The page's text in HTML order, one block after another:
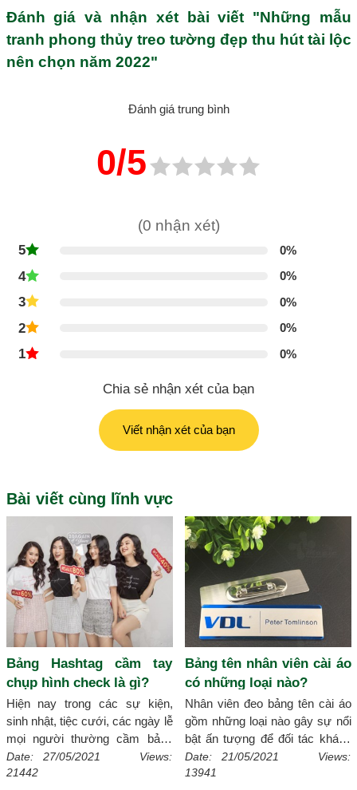
Đánh giá và nhận xét bài viết "Những mẫu
tranh phong thủy treo tường đẹp thu hút tài lộc
nên chọn năm 2022"
Đánh giá trung bình
0/5
(0 nhận xét)
5 0%
4 0%
3 0%
2 0%
1 0%
Chia sẻ nhận xét của bạn
Viết nhận xét của bạn
Bài viết cùng lĩnh vực
Bảng Hashtag cầm tay
chụp hình check là gì?
Hiện nay trong các sự kiện,
sinh nhật, tiệc cưới, các ngày lễ
mọi người thường cầm bảng
hashtag cầm tay chụp hình.
Vậy bạn đã biết bảng hashtag
Date: 27/05/2021 Views:
21442
Bảng tên nhân viên cài áo
có những loại nào?
Nhân viên đeo bảng tên cài áo
gồm những loại nào gây sự nổi
bật ấn tượng để đối tác khách
hàng có thể nhận diện một cách
nhanh chóng, điều này hãy nhờ
Date: 21/05/2021 Views:
13941